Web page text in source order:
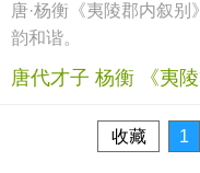
唐·杨衡《夷陵郡内叙
韵和谐。
唐代才子 杨衡 《夷陵
收藏 1